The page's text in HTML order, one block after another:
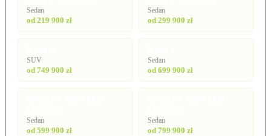
Sedan
od 219 900 zł
Sedan
od 299 900 zł
SUV
od 749 900 zł
Sedan
od 699 900 zł
Sedan
od 599 900 zł
Sedan
od 799 900 zł